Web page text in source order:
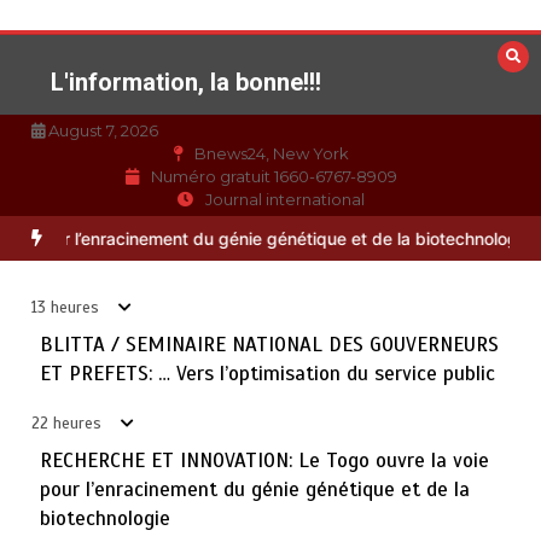
au
contenuL'information, la bonne!!!
August 7, 2026
Bnews24, New York
Numéro gratuit 1660-6767-8909
Journal international
ET PREFETS: … Vers l’optimisation du service public
13 heures
BLITTA / SEMINAIRE NATIONAL DES GOUVERNEURS
ET PREFETS: … Vers l’optimisation du service public
22 heures
RECHERCHE ET INNOVATION: Le Togo ouvre la voie
pour l’enracinement du génie génétique et de la
biotechnologie
3
TOGO : Bon vent dans les secteurs des transports et du
4
28 NOUVEAUX MAGISTRATS NOMMES : Vers une justice
plus rapide, plus performante et plus proche du citoyen
août 6, 2026
5
MARQUAGE DES PRODUITS PETROLIERS : Vers un
meilleur contrôle de la qualité des carburants mis en